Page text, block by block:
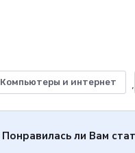
Компьютеры и интернет ,
Понравилась ли Вам